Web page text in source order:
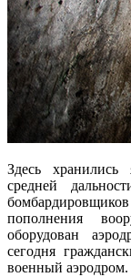
Здесь
средней
пополнения
оборудован
сегодня
военный аэродром.